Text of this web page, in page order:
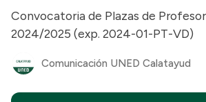
Convocatoria de Plazas de
2024/2025 (exp. 2024-01-PT-VD)
Comunicación UNED Calatayud